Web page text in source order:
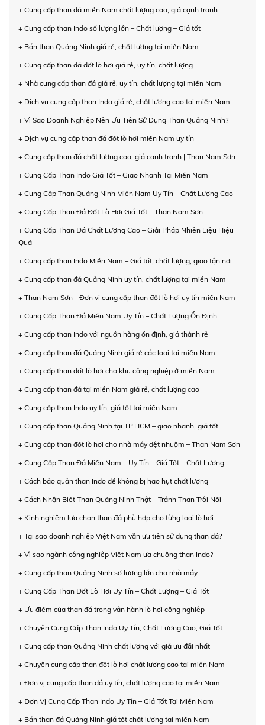
+ Cung cấp than đá miền Nam chất lượng cao, giá cạnh tranh
+ Cung cấp than Indo số lượng lớn – Chất lượng – Giá tốt
+ Bán than Quảng Ninh giá rẻ, chất lượng tại miền Nam
+ Cung cấp than đá đốt lò hơi giá rẻ, uy tín, chất lượng
+ Nhà cung cấp than đá giá rẻ, uy tín, chất lượng tại miền Nam
+ Dịch vụ cung cấp than Indo giá rẻ, chất lượng cao tại miền Nam
+ Vì Sao Doanh Nghiệp Nên Ưu Tiên Sử Dụng Than Quảng Ninh?
+ Dịch vụ cung cấp than đá đốt lò hơi miền Nam uy tín
+ Cung cấp than đá chất lượng cao, giá cạnh tranh | Than Nam Sơn
+ Cung Cấp Than Indo Giá Tốt – Giao Nhanh Tại Miền Nam
+ Cung Cấp Than Quảng Ninh Miền Nam Uy Tín – Chất Lượng Cao
+ Cung Cấp Than Đá Đốt Lò Hơi Giá Tốt – Than Nam Sơn
+ Cung Cấp Than Đá Chất Lượng Cao – Giải Pháp Nhiên Liệu Hiệu
Quả
+ Cung cấp than Indo Miền Nam – Giá tốt, chất lượng, giao tận nơi
+ Cung cấp than đá Quảng Ninh uy tín, chất lượng tại miền Nam
+ Than Nam Sơn - Đơn vị cung cấp than đốt lò hơi uy tín miền Nam
+ Cung Cấp Than Đá Miền Nam Uy Tín – Chất Lượng Ổn Định
+ Cung cấp than Indo với nguồn hàng ổn định, giá thành rẻ
+ Cung cấp than đá Quảng Ninh giá rẻ các loại tại miền Nam
+ Cung cấp than đốt lò hơi cho khu công nghiệp ở miền Nam
+ Cung cấp than đá tại miền Nam giá rẻ, chất lượng cao
+ Cung cấp than Indo uy tín, giá tốt tại miền Nam
+ Cung cấp than Quảng Ninh tại TP.HCM – giao nhanh, giá tốt
+ Cung cấp than đốt lò hơi cho nhà máy dệt nhuộm – Than Nam Sơn
+ Cung Cấp Than Đá Miền Nam – Uy Tín – Giá Tốt – Chất Lượng
+ Cách bảo quản than Indo để không bị hao hụt chất lượng
+ Cách Nhận Biết Than Quảng Ninh Thật – Tránh Than Trôi Nổi
+ Kinh nghiệm lựa chọn than đá phù hợp cho từng loại lò hơi
+ Tại sao doanh nghiệp Việt Nam vẫn ưu tiên sử dụng than đá?
+ Vì sao ngành công nghiệp Việt Nam ưa chuộng than Indo?
+ Cung cấp than Quảng Ninh số lượng lớn cho nhà máy
+ Cung Cấp Than Đốt Lò Hơi Uy Tín – Chất Lượng – Giá Tốt
+ Ưu điểm của than đá trong vận hành lò hơi công nghiệp
+ Chuyên Cung Cấp Than Indo Uy Tín, Chất Lượng Cao, Giá Tốt
+ Cung cấp than Quảng Ninh chất lượng với giá ưu đãi nhất
+ Chuyên cung cấp than đốt lò hơi chất lượng cao tại miền Nam
+ Đơn vị cung cấp than đá uy tín, chất lượng cao tại miền Nam
+ Đơn Vị Cung Cấp Than Indo Uy Tín – Giá Tốt Tại Miền Nam
+ Bán than đá Quảng Ninh giá tốt chất lượng tại miền Nam